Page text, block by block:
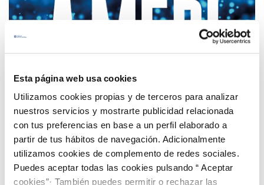
Esta página web usa cookies
Utilizamos cookies propias y de terceros para analizar
nuestros servicios y mostrarte publicidad relacionada
con tus preferencias en base a un perfil elaborado a
partir de tus hábitos de navegación. Adicionalmente
utilizamos cookies de complemento de redes sociales.
Puedes aceptar todas las cookies pulsando “ Aceptar
cookies”· También puedes permitir o rechazar las
Millores per a augmentar la transparència del